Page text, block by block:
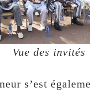
Vue des invités
s’est